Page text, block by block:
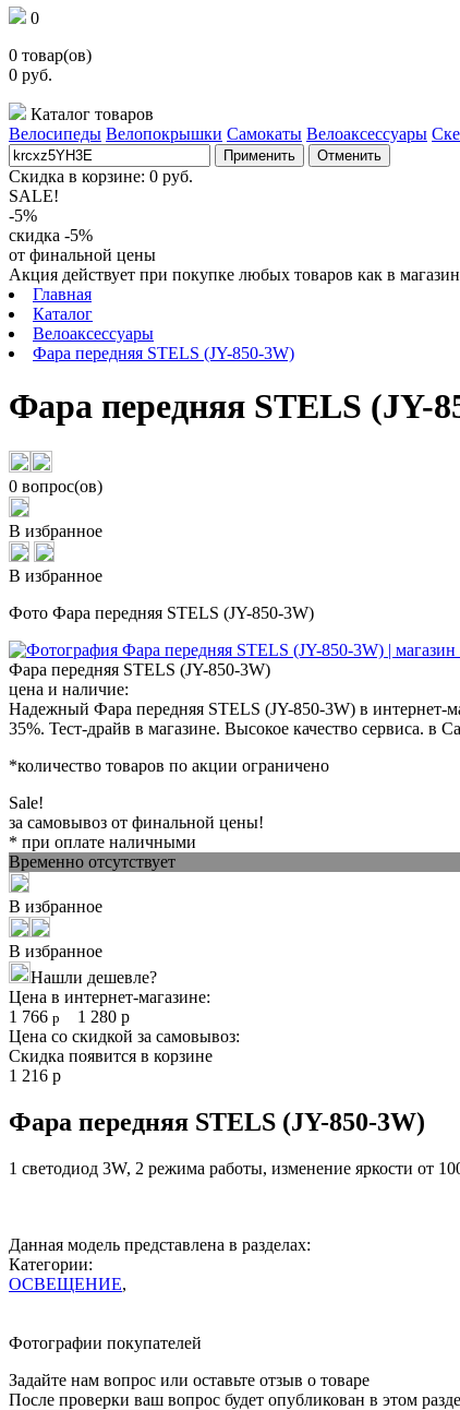
0
0 товар(ов)
0 руб.
Каталог товаров
Велосипеды Велопокрышки Самокаты Велоаксессуары
Применить Отменить
Скидка в корзине: 0 руб.
SALE!
-5%
скидка -5%
от финальной цены
Акция действует при покупке любых товаров как в
Главная
Каталог
Велоаксессуары
Фара передняя STELS (JY-850-3W)
Фара передняя STELS (JY-
0 вопрос(ов)
В избранное
В избранное
Фото Фара передняя STELS (JY-850-3W)
Фара передняя STELS (JY-850-3W)
цена и наличие:
Надежный Фара передняя STELS (JY-850-3W) в интернет-
35%. Тест-драйв в магазине. Высокое качество сервиса. в
*количество товаров по акции ограничено
Sale!
за самовывоз от финальной цены!
* при оплате наличными
Временно отсутствует
В избранное
В избранное
Нашли дешевле?
Цена в интернет-магазине:
1 766 р 1 280 р
Цена со скидкой за самовывоз:
Скидка появится в корзине
1 216 р
Фара передняя STELS (JY-850-3W)
1 светодиод 3W, 2 режима работы, изменение яркости от
Данная модель представлена в разделах:
Категории:
ОСВЕЩЕНИЕ,
Фотографии покупателей
Задайте нам вопрос или оставьте отзыв о товаре
После проверки ваш вопрос будет опубликован в этом